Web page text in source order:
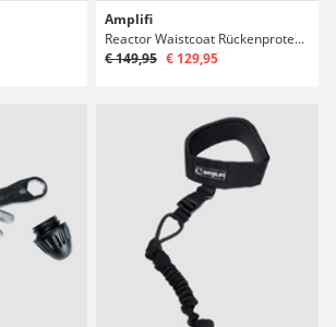
Amplifi
Reactor Waistcoat Rückenprotektor
€ 149,95 € 129,95